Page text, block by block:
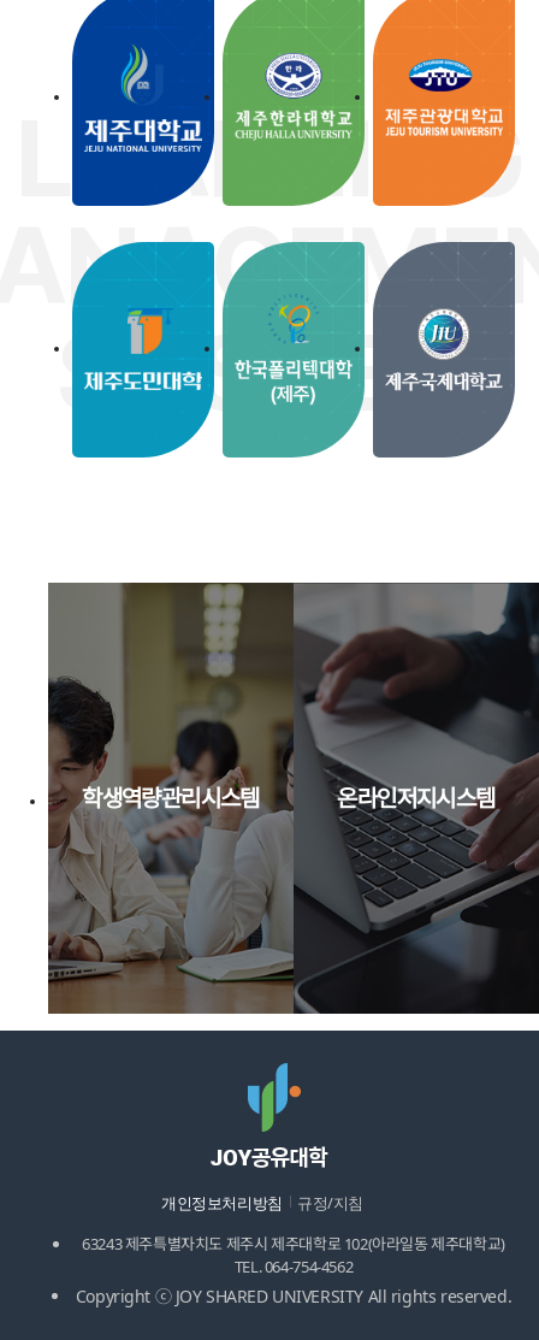
LEARNING
SYSTEM
학생역량관리시스템 온라인저지시스템
개인정보처리방침
규정/지침
63243 제주특별자치도 제주시 제주대학로 102(아라일동 제주대학교)
TEL. 064-754-4562
Copyright ⓒ JOY SHARED UNIVERSITY All rights reserved.